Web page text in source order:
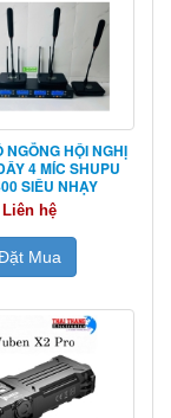
NGỖNG HỘI NGHỊ
4 MÍC SHUPU
SIÊU NHẠY
Liên hệ
Mua